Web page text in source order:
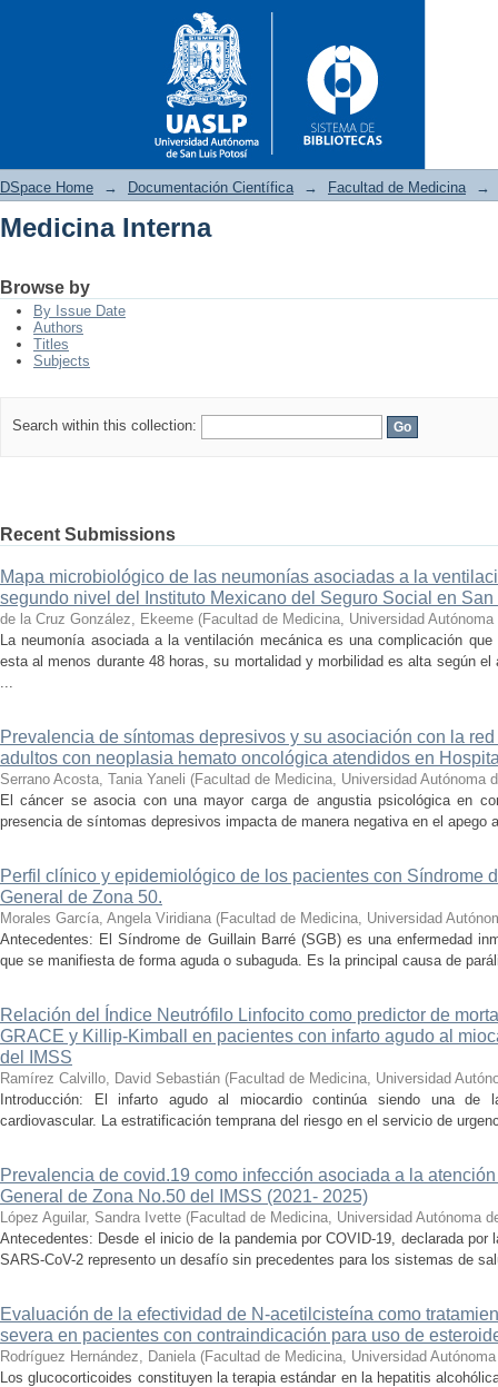
DSpace Home → Documentación Científica → Facultad de Medicina →
Medicina Interna
Browse by
By Issue Date
Authors
Titles
Subjects
Search within this collection:
Recent Submissions
Mapa microbiológico de las neumonías asociadas a la
segundo nivel del Instituto Mexicano del Seguro Social en
de la Cruz González, Ekeeme (Facultad de Medicina, Universidad
La neumonía asociada a la ventilación mecánica es una complicación
esta al menos durante 48 horas, su mortalidad y morbilidad es alta según
...
Prevalencia de síntomas depresivos y su asociación con la
adultos con neoplasia hemato oncológica atendidos en
Serrano Acosta, Tania Yaneli (Facultad de Medicina, Universidad Autónoma
El cáncer se asocia con una mayor carga de angustia psicológica en
presencia de síntomas depresivos impacta de manera negativa en el
Perfil clínico y epidemiológico de los pacientes con Síndrome
General de Zona 50.
Morales García, Angela Viridiana (Facultad de Medicina, Universidad
Antecedentes: El Síndrome de Guillain Barré (SGB) es una enfermedad
que se manifiesta de forma aguda o subaguda. Es la principal causa de
Relación del Índice Neutrófilo Linfocito como predictor de
GRACE y Killip-Kimball en pacientes con infarto agudo al
del IMSS
Ramírez Calvillo, David Sebastián (Facultad de Medicina, Universidad
Introducción: El infarto agudo al miocardio continúa siendo una de
cardiovascular. La estratificación temprana del riesgo en el servicio de
Prevalencia de covid.19 como infección asociada a la
General de Zona No.50 del IMSS (2021- 2025)
López Aguilar, Sandra Ivette (Facultad de Medicina, Universidad Autónoma
Antecedentes: Desde el inicio de la pandemia por COVID-19, declarada
SARS-CoV-2 represento un desafío sin precedentes para los sistemas de
Evaluación de la efectividad de N-acetilcisteína como
severa en pacientes con contraindicación para uso de
Rodríguez Hernández, Daniela (Facultad de Medicina, Universidad
Los glucocorticoides constituyen la terapia estándar en la hepatitis